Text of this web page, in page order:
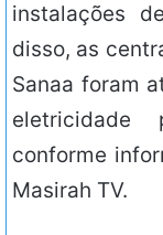
instalações
disso, as
Sanaa foram
conforme
Masirah TV.